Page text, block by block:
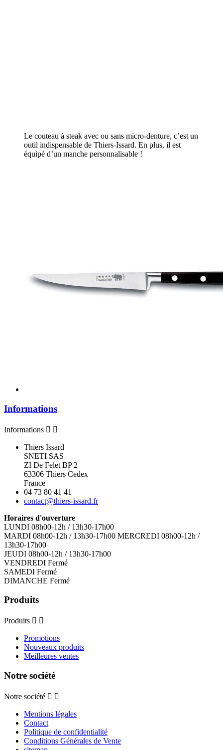
Le couteau à steak avec ou sans micro-denture, c’est un
outil indispensable de Thiers-Issard. En plus, il est
équipé d’un manche personnalisable !
Informations
Informations  
Thiers Issard
SNETI SAS
ZI De Felet BP 2
63306 Thiers Cedex
France
04 73 80 41 41
contact@thiers-issard.fr
Horaires d'ouverture
LUNDI 08h00-12h / 13h30-17h00
MARDI 08h00-12h / 13h30-17h00 MERCREDI 08h00-12h /
13h30-17h00
JEUDI 08h00-12h / 13h30-17h00
VENDREDI Fermé
SAMEDI Fermé
DIMANCHE Fermé
Produits
Produits  
Promotions
Nouveaux produits
Meilleures ventes
Notre société
Notre société  
Mentions légales
Contact
Politique de confidentialité
Conditions Générales de Vente